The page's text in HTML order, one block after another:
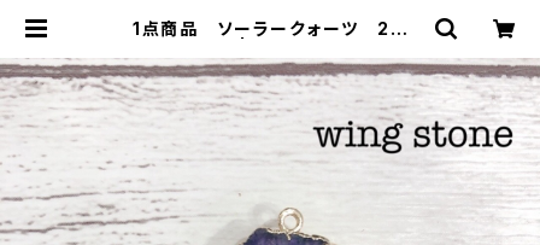
1点商品 ソーラークォーツ 2カ
ングストーン